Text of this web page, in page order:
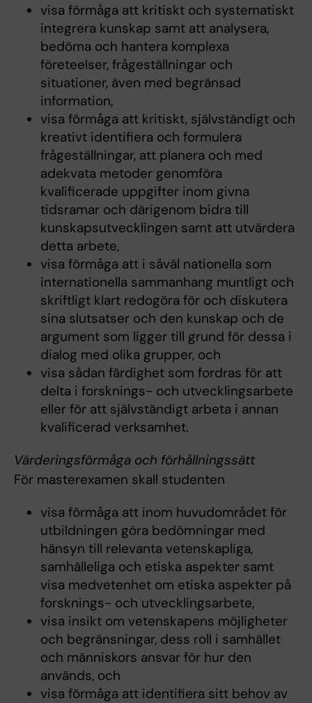
visa förmåga att kritiskt och systematiskt
integrera kunskap samt att analysera,
bedöma och hantera komplexa
företeelser, frågeställningar och
situationer, även med begränsad
information,
visa förmåga att kritiskt, självständigt och
kreativt identifiera och formulera
frågeställningar, att planera och med
adekvata metoder genomföra
kvalificerade uppgifter inom givna
tidsramar och därigenom bidra till
kunskapsutvecklingen samt att utvärdera
detta arbete,
visa förmåga att i såväl nationella som
internationella sammanhang muntligt och
skriftligt klart redogöra för och diskutera
sina slutsatser och den kunskap och de
argument som ligger till grund för dessa i
dialog med olika grupper, och
visa sådan färdighet som fordras för att
delta i forsknings- och utvecklingsarbete
eller för att självständigt arbeta i annan
kvalificerad verksamhet.
Värderingsförmåga och förhållningssätt
För masterexamen skall studenten
visa förmåga att inom huvudområdet för
utbildningen göra bedömningar med
hänsyn till relevanta vetenskapliga,
samhälleliga och etiska aspekter samt
visa medvetenhet om etiska aspekter på
forsknings- och utvecklingsarbete,
visa insikt om vetenskapens möjligheter
och begränsningar, dess roll i samhället
och människors ansvar för hur den
används, och
visa förmåga att identifiera sitt behov av